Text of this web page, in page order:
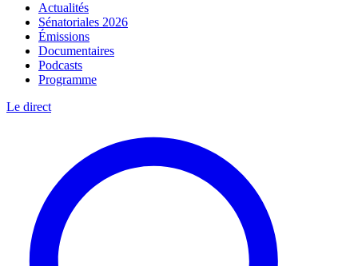
Actualités
Sénatoriales 2026
Émissions
Documentaires
Podcasts
Programme
Le direct